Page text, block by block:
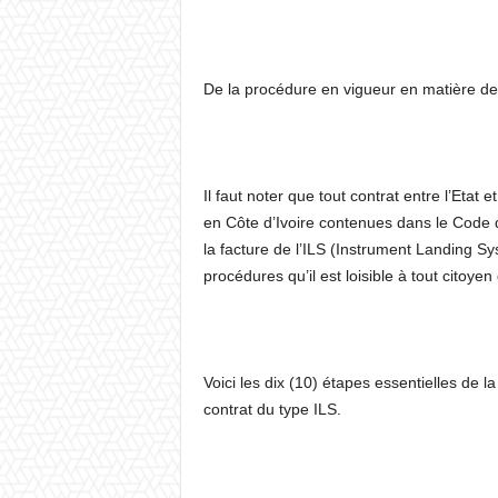
De la procédure en vigueur en matière
Il faut noter que tout contrat entre l’Etat
en Côte d’Ivoire contenues dans le
la facture de l’ILS (Instrument Landing
procédures qu’il est loisible à tout
Voici les dix (10) étapes essentielles de
contrat du type ILS.